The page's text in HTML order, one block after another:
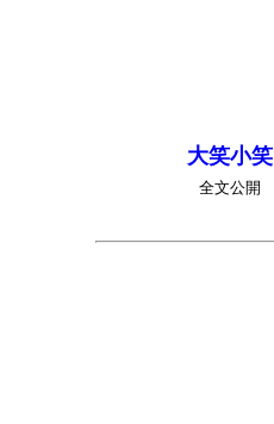
大笑小笑
全文公開